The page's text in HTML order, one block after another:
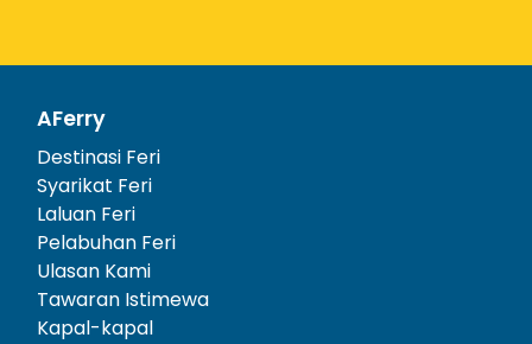
AFerry
Destinasi Feri
Syarikat Feri
Laluan Feri
Pelabuhan Feri
Ulasan Kami
Tawaran Istimewa
Kapal-kapal